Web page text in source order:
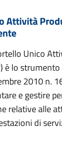
Attività
Unico
è lo
2010 n.
e gestire
relative alle
di